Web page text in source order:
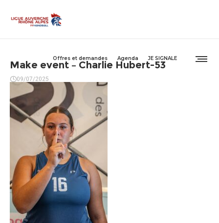
Offres et demandes Agenda JE SIGNALE
Make event – Charlie Hubert-53
09/07/2025